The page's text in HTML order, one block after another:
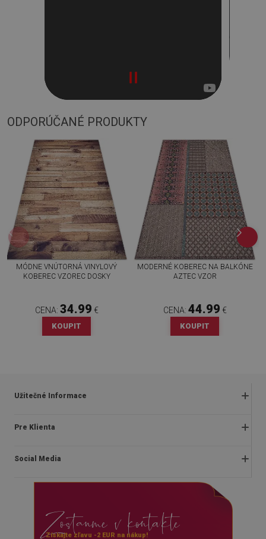
ODPORÚČANÉ PRODUKTY
MÓDNE VNÚTORNÁ VINYLOVÝ
KOBEREC VZOREC DOSKY
CENA: 34.99 €
KOUPIT
MODERNÉ KOBEREC NA BALKÓNE
AZTEC VZOR
CENA: 44.99 €
KOUPIT
Užitečné Informace
Obchodné podmienky
Často kladené otázky
Pre Klienta
O nás
Social Media
instagram
youtube
Zostanme v kontakte
Získajte zľavu -2 EUR na nákup!